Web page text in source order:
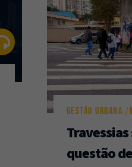
GESTÃO URBANA
questão